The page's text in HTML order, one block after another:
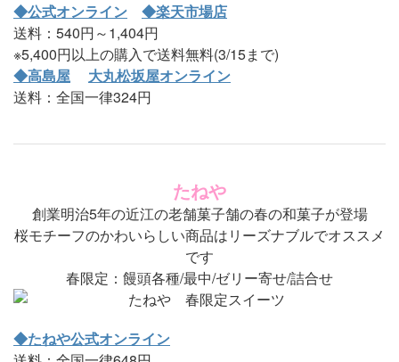
◆公式オンライン
◆楽天市場店
送料：540円～1,404円
※5,400円以上の購入で送料無料(3/15まで)
◆高島屋
大丸松坂屋オンライン
送料：全国一律324円
たねや
創業明治5年の近江の老舗菓子舗の春の和菓子が登場
桜モチーフのかわいらしい商品はリーズナブルでオススメ
です
春限定：饅頭各種/最中/ゼリー寄せ/詰合せ
◆たねや公式オンライン